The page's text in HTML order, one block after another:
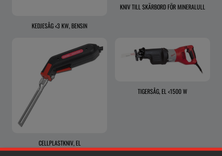
KEDJESÅG <3 KW, BENSIN
KNIV TILL SKÄRBORD FÖR MINERALULL
CELLPLASTKNIV, EL
TIGERSÅG, EL <1500 W